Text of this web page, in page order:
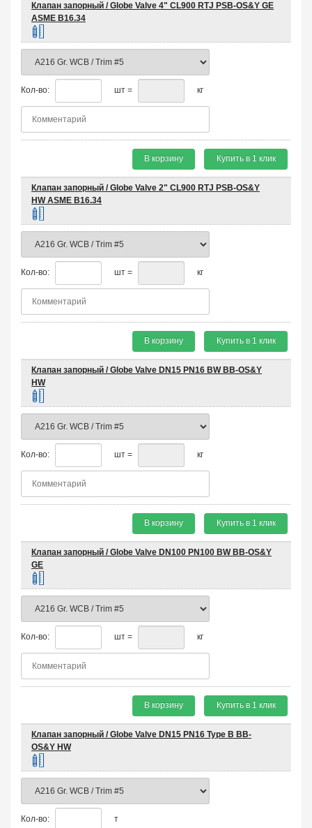
Клапан запорный / Globe Valve 4" CL900 RTJ PSB-OS&Y GE
ASME B16.34
Кол-во: шт = кг
В корзину Купить в 1 клик
Клапан запорный / Globe Valve 2" CL900 RTJ PSB-OS&Y
HW ASME B16.34
Кол-во: шт = кг
В корзину Купить в 1 клик
Клапан запорный / Globe Valve DN15 PN16 BW BB-OS&Y
HW
Кол-во: шт = кг
В корзину Купить в 1 клик
Клапан запорный / Globe Valve DN100 PN100 BW BB-OS&Y
GE
Кол-во: шт = кг
В корзину Купить в 1 клик
Клапан запорный / Globe Valve DN15 PN16 Type B BB-
OS&Y HW
Кол-во: т